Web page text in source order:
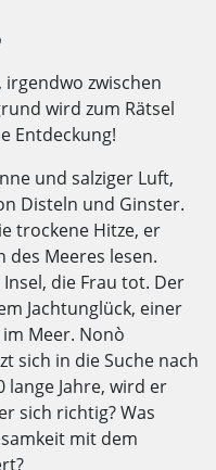
irgendwo zwischen
wird zum Rätsel
Entdeckung!
und salziger Luft,
Disteln und Ginster.
trockene Hitze, er
des Meeres lesen.
die Frau tot. Der
Jachtunglück, einer
Meer. Nonò
sich in die Suche nach
Jahre, wird er
sich richtig? Was
mit dem